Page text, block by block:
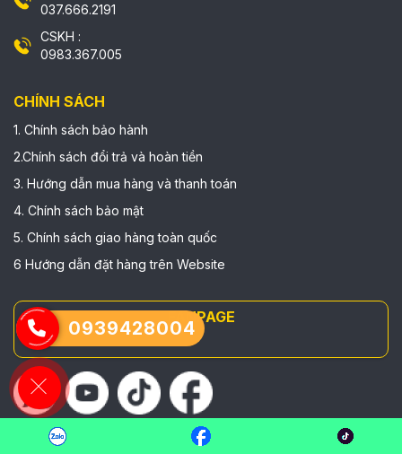
037.666.2191
CSKH :
0983.367.005
CHÍNH SÁCH
1. Chính sách bảo hành
2.Chính sách đổi trả và hoàn tiền
3. Hướng dẫn mua hàng và thanh toán
4. Chính sách bảo mật
5. Chính sách giao hàng toàn quốc
6 Hướng dẫn đặt hàng trên Website
FANPAGE
0939428004